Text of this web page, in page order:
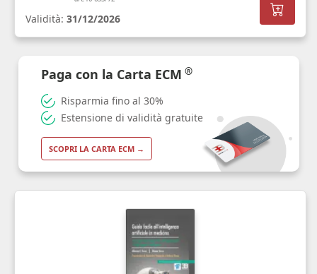
Validità: 31/12/2026
Paga con la Carta ECM ®
Risparmia fino al 30%
Estensione di validità gratuite
SCOPRI LA CARTA ECM →